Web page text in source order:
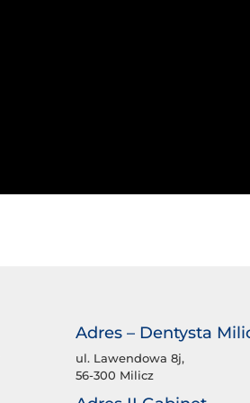
Adres – Dentysta
ul. Lawendowa 8j,
56-300 Milicz